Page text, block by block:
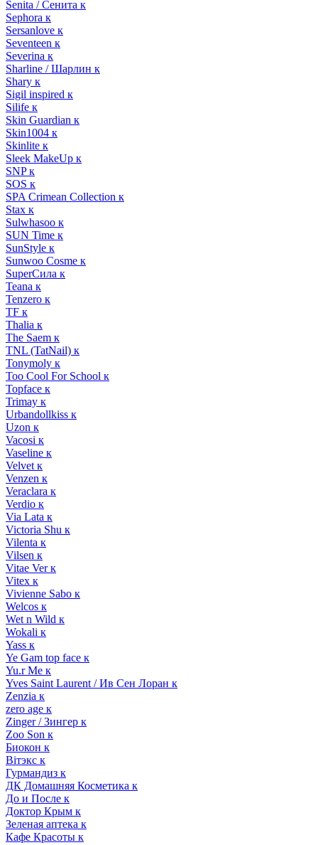
Senita / Сенита к
Sephora к
Sersanlove к
Seventeen к
Severina к
Sharline / Шарлин к
Shary к
Sigil inspired к
Silife к
Skin Guardian к
Skin1004 к
Skinlite к
Sleek MakeUp к
SNP к
SOS к
SPA Crimean Collection к
Stax к
Sulwhasoo к
SUN Time к
SunStyle к
Sunwoo Cosme к
SuperСила к
Teana к
Tenzero к
TF к
Thalia к
The Saem к
TNL (TatNail) к
Tonymoly к
Too Cool For School к
Topface к
Trimay к
Urbandollkiss к
Uzon к
Vacosi к
Vaseline к
Velvet к
Venzen к
Veraclara к
Verdio к
Via Lata к
Victoria Shu к
Vilenta к
Vilsen к
Vitae Ver к
Vitex к
Vivienne Sabo к
Welcos к
Wet n Wild к
Wokali к
Yass к
Ye Gam top face к
Yu.r Me к
Yves Saint Laurent / Ив Сен Лоран к
Zenzia к
zero age к
Zinger / Зингер к
Zoo Son к
Биокон к
Вiтэкс к
Гурмандиз к
ДК Домашняя Косметика к
До и После к
Доктор Крым к
Зеленая аптека к
Кафе Красоты к